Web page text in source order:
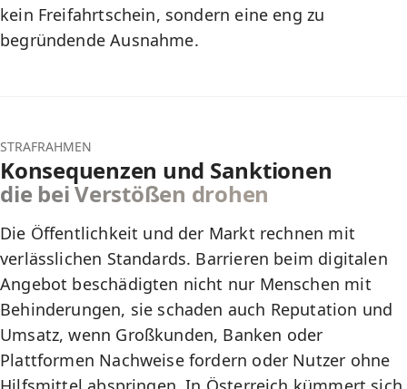
kein Freifahrtschein, sondern eine eng zu
begründende Ausnahme.
STRAFRAHMEN
Konsequenzen und Sanktionen
die bei Verstößen drohen
Die Öffentlichkeit und der Markt rechnen mit
verlässlichen Standards. Barrieren beim digitalen
Angebot beschädigten nicht nur Menschen mit
Behinderungen, sie schaden auch Reputation und
Umsatz, wenn Großkunden, Banken oder
Plattformen Nachweise fordern oder Nutzer ohne